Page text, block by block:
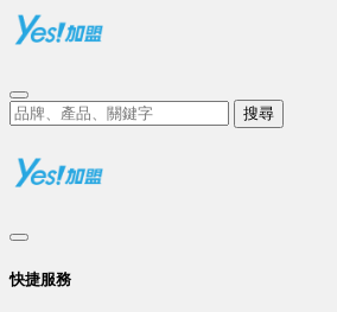
搜尋
快捷服務